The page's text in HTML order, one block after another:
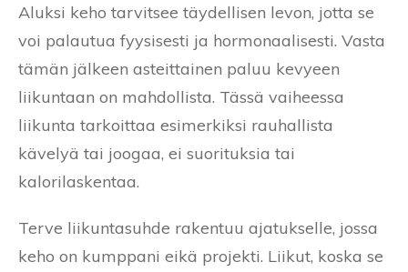
Aluksi keho tarvitsee täydellisen levon, jotta se
voi palautua fyysisesti ja hormonaalisesti. Vasta
tämän jälkeen asteittainen paluu kevyeen
liikuntaan on mahdollista. Tässä vaiheessa
liikunta tarkoittaa esimerkiksi rauhallista
kävelyä tai joogaa, ei suorituksia tai
kalorilaskentaa.
Terve liikuntasuhde rakentuu ajatukselle, jossa
keho on kumppani eikä projekti. Liikut, koska se